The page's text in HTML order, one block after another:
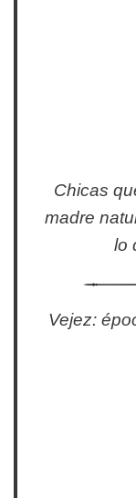
Chicas
madre
lo
Vejez: